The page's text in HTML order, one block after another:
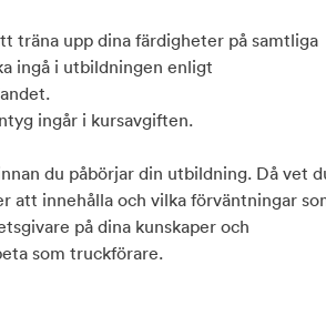
träna upp dina färdigheter på samtliga
ingå i utbildningen enligt
ingår i kursavgiften.
du påbörjar din utbildning. Då vet
att innehålla och vilka förväntningar
på dina kunskaper och
som truckförare.